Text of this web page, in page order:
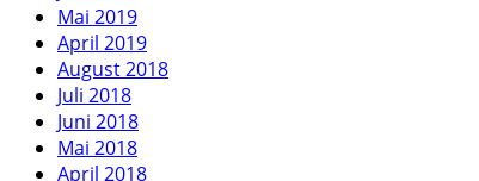
Mai 2019
April 2019
August 2018
Juli 2018
Juni 2018
Mai 2018
April 2018